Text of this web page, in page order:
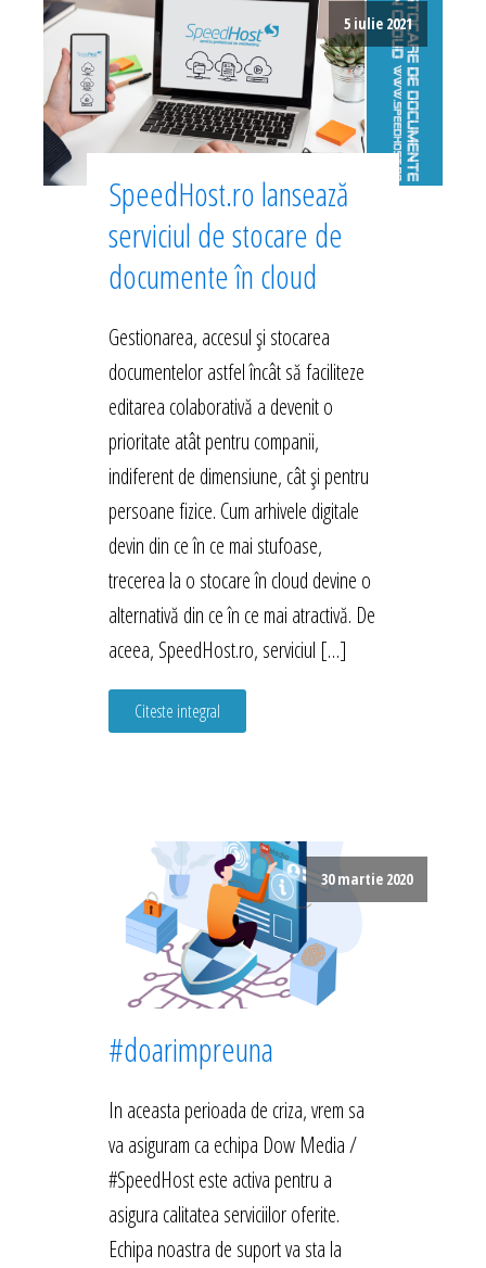
5 iulie 2021
SpeedHost.ro lansează
serviciul de stocare de
documente în cloud
Gestionarea, accesul și stocarea
documentelor astfel încât să faciliteze
editarea colaborativă a devenit o
prioritate atât pentru companii,
indiferent de dimensiune, cât și pentru
persoane fizice. Cum arhivele digitale
devin din ce în ce mai stufoase,
trecerea la o stocare în cloud devine o
alternativă din ce în ce mai atractivă. De
aceea, SpeedHost.ro, serviciul […]
Citeste integral
30 martie 2020
#doarimpreuna
In aceasta perioada de criza, vrem sa
va asiguram ca echipa Dow Media /
#SpeedHost este activa pentru a
asigura calitatea serviciilor oferite.
Echipa noastra de suport va sta la